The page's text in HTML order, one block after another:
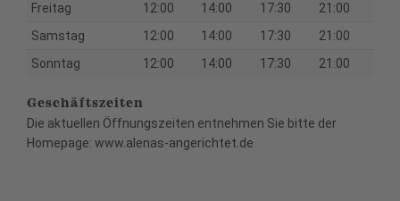
Freitag
12:00 14:00 17:30
21:00
Samstag
12:00 14:00 17:30
21:00
Sonntag
12:00 14:00 17:30 21:00
Geschäftszeiten
Die aktuellen Öffnungszeiten entnehmen Sie bitte der
Homepage: www.alenas-angerichtet.de